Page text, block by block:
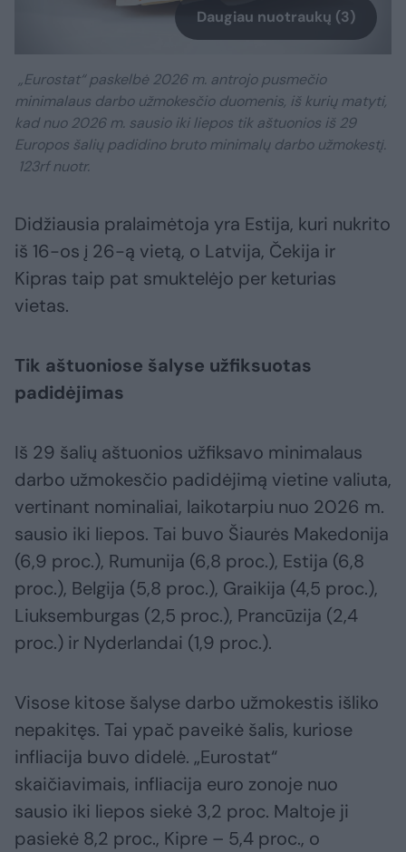
Daugiau nuotraukų (3)
„Eurostat“ paskelbė 2026 m. antrojo pusmečio
minimalaus darbo užmokesčio duomenis, iš kurių matyti,
kad nuo 2026 m. sausio iki liepos tik aštuonios iš 29
Europos šalių padidino bruto minimalų darbo užmokestį.
123rf nuotr.
Didžiausia pralaimėtoja yra Estija, kuri nukrito
iš 16-os į 26-ą vietą, o Latvija, Čekija ir
Kipras taip pat smuktelėjo per keturias
vietas.
Tik aštuoniose šalyse užfiksuotas
padidėjimas
Iš 29 šalių aštuonios užfiksavo minimalaus
darbo užmokesčio padidėjimą vietine valiuta,
vertinant nominaliai, laikotarpiu nuo 2026 m.
sausio iki liepos. Tai buvo Šiaurės Makedonija
(6,9 proc.), Rumunija (6,8 proc.), Estija (6,8
proc.), Belgija (5,8 proc.), Graikija (4,5 proc.),
Liuksemburgas (2,5 proc.), Prancūzija (2,4
proc.) ir Nyderlandai (1,9 proc.).
Visose kitose šalyse darbo užmokestis išliko
nepakitęs. Tai ypač paveikė šalis, kuriose
infliacija buvo didelė. „Eurostat“
skaičiavimais, infliacija euro zonoje nuo
sausio iki liepos siekė 3,2 proc. Maltoje ji
pasiekė 8,2 proc., Kipre – 5,4 proc., o